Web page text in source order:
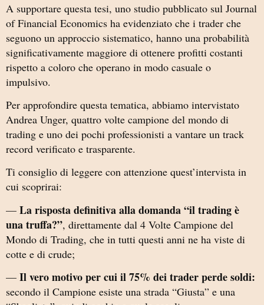
A supportare questa tesi, uno studio pubblicato sul Journal
of Financial Economics ha evidenziato che i trader che
seguono un approccio sistematico, hanno una probabilità
significativamente maggiore di ottenere profitti costanti
rispetto a coloro che operano in modo casuale o
impulsivo.
Per approfondire questa tematica, abbiamo intervistato
Andrea Unger, quattro volte campione del mondo di
trading e uno dei pochi professionisti a vantare un track
record verificato e trasparente.
Ti consiglio di leggere con attenzione quest’intervista in
cui scoprirai:
— La risposta definitiva alla domanda “il trading è
una truffa?”, direttamente dal 4 Volte Campione del
Mondo di Trading, che in tutti questi anni ne ha viste di
cotte e di crude;
— Il vero motivo per cui il 75% dei trader perde soldi:
secondo il Campione esiste una strada “Giusta” e una